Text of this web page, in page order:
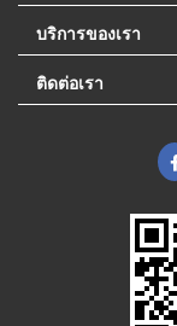
บริการของเรา
ติดต่อเรา